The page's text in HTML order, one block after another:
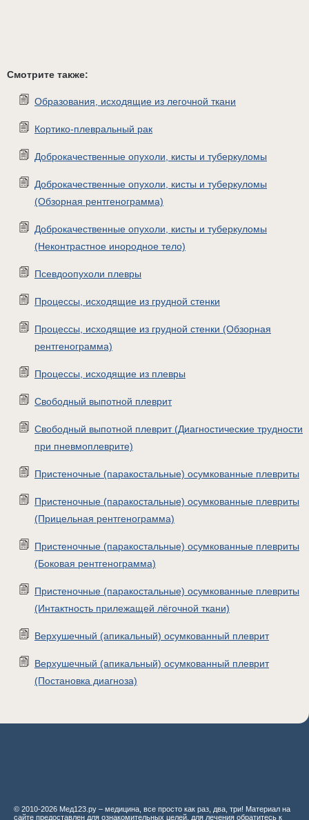
Смотрите также:
Образования, исходящие из легочной ткани
Кортико-плевральный рак
Доброкачественные опухоли, кисты и туберкуломы
Доброкачественные опухоли, кисты и туберкуломы
(Обзорная рентгенограмма)
Доброкачественные опухоли, кисты и туберкуломы
(Неконтрастное инородное тело)
Псевдоопухоли плевры
Процессы, исходящие из грудной стенки
Процессы, исходящие из грудной стенки (Обзорная
рентгенограмма)
Процессы, исходящие из плевры
Свободный выпотной плеврит
Свободный выпотной плеврит (Диагностические трудности
при пневмоплеврите)
Пристеночные (паракостальные) осумкованные плевриты
Пристеночные (паракостальные) осумкованные плевриты
(Прицельная рентгенограмма)
Пристеночные (паракостальные) осумкованные плевриты
(Боковая рентгенограмма)
Пристеночные (паракостальные) осумкованные плевриты
(Интактность прилежащей лёгочной ткани)
Верхушечный (апикальный) осумкованный плеврит
Верхушечный (апикальный) осумкованный плеврит
(Постановка диагноза)
© 2010-2026 Мед123.ру – медицина, все просто как раз, два, три! Материал на
сайте предоставлен для ознакомительных целей, для лечения обратитесь к